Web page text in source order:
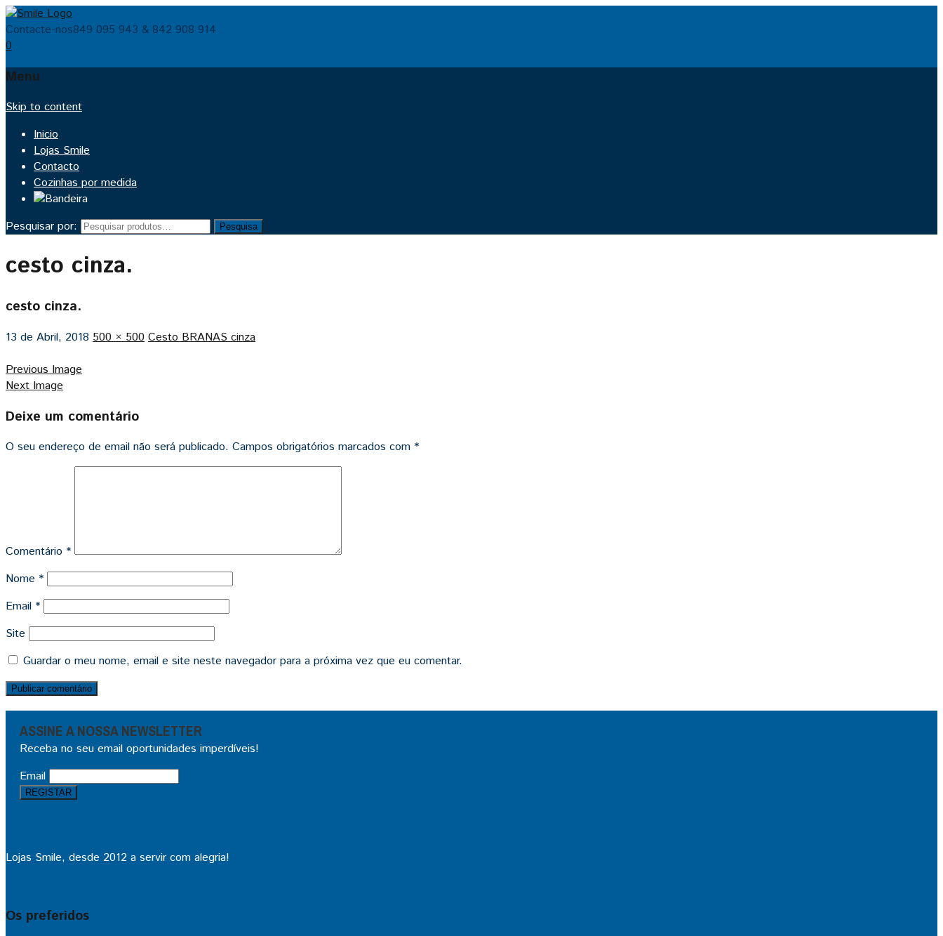
Contacte-nos849 095 943 & 842 908 914
0
Menu
Skip to content
Inicio
Lojas Smile
Contacto
Cozinhas por medida
Pesquisar por: Pesquisa
cesto cinza.
cesto cinza.
13 de Abril, 2018 500 × 500 Cesto BRANAS cinza
Previous Image
Next Image
Deixe um comentário
O seu endereço de email não será publicado. Campos obrigatórios marcados com *
Comentário *
Nome *
Email *
Site
Guardar o meu nome, email e site neste navegador para a próxima vez que eu comentar.
ASSINE A NOSSA NEWSLETTER
Receba no seu email oportunidades imperdíveis!
Email
Lojas Smile, desde 2012 a servir com alegria!
Os preferidos